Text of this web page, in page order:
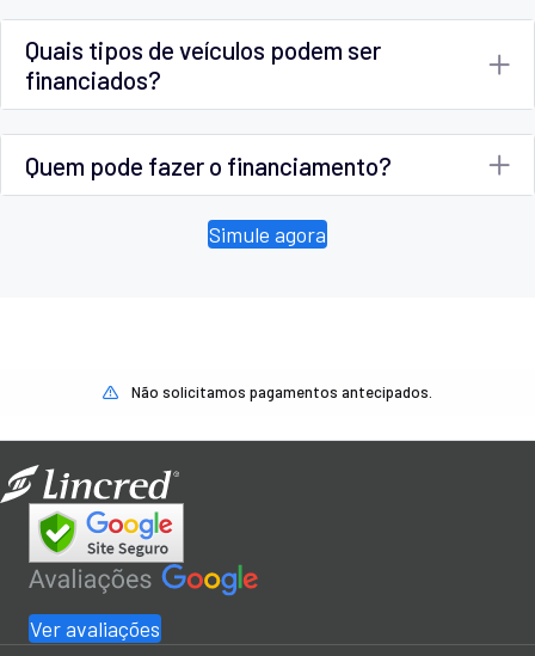
Quais tipos de veículos podem ser
financiados?
Quem pode fazer o financiamento?
Simule agora
Não solicitamos pagamentos antecipados.
Ver avaliações